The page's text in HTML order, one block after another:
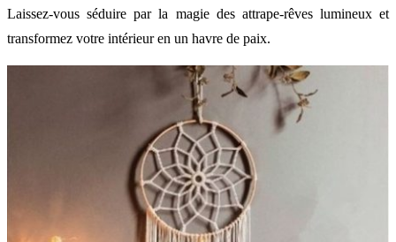
Laissez-vous séduire par la magie des attrape-rêves lumineux et
transformez votre intérieur en un havre de paix.